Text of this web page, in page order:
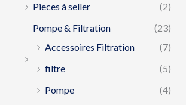
Pieces à seller
(2)
Pompe & Filtration
(23)
Accessoires Filtration
(7)
filtre
(5)
Pompe
(4)